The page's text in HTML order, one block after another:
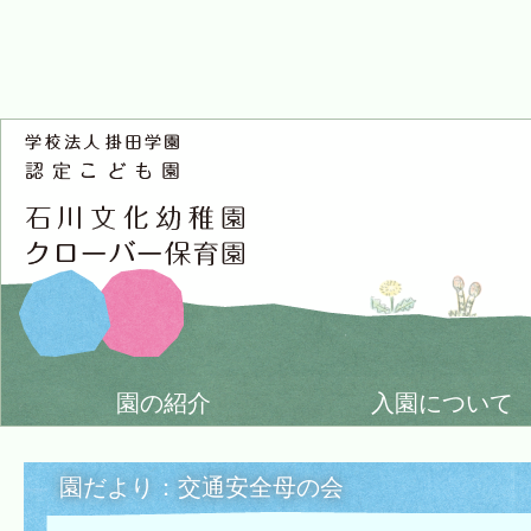
園の紹介 入園について
園だより：交通安全母の会